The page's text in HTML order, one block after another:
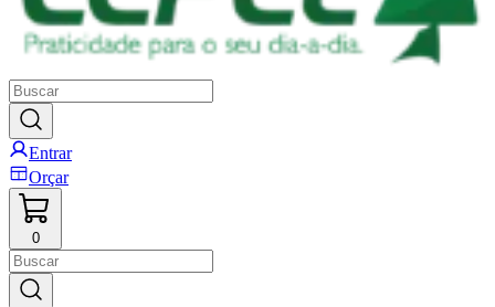
Entrar
Orçar
0